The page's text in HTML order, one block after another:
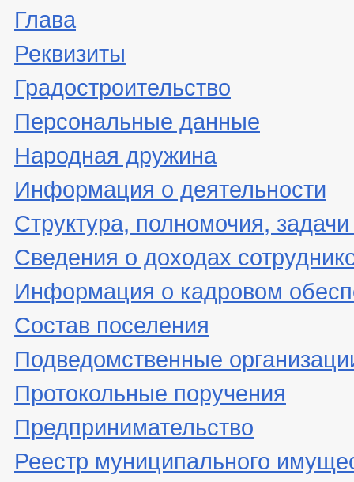
Глава
Реквизиты
Градостроительство
Персональные данные
Народная дружина
Информация о деятельности
Структура, полномочия,
Сведения о доходах
Информация о кадровом
Состав поселения
Подведомственные
Протокольные поручения
Предпринимательство
Реестр муниципального